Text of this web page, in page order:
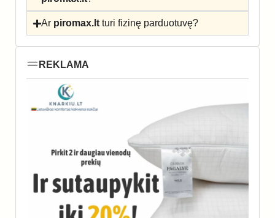
Ar piromax.lt turi fizinę parduotuvę?
REKLAMA